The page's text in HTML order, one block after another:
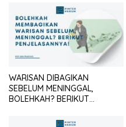
Agar Tetap Profesional?
WARISAN DIBAGIKAN
SEBELUM MENINGGAL,
BOLEHKAH? BERIKUT